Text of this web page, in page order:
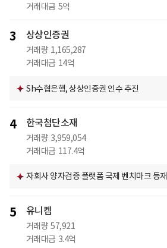
거래대금 5억
3 상상인증권
거래량 1,165,287
거래대금 14억
Sh수협은행, 상상인증권 인수 추진
4 한국첨단소재
거래량 3,959,054
거래대금 117.4억
자회사 양자검증 플랫폼 국제 벤치마크 등재
5 유니켐
거래량 57,921
거래대금 3.4억